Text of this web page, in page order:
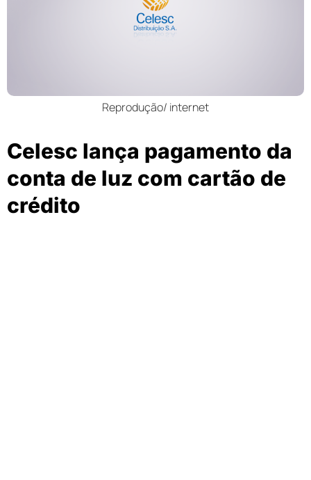
Reprodução/ internet
Celesc lança pagamento da
conta de luz com cartão de
crédito